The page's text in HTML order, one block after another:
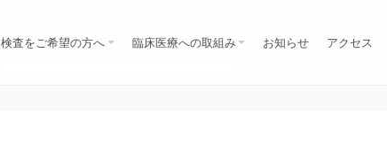
検査をご希望の方へ
臨床医療への取組み
お知らせ アクセス